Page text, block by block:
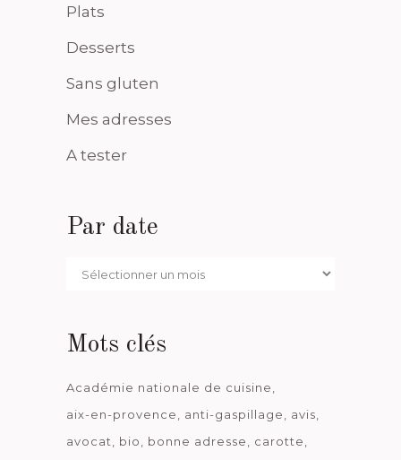
Plats
Desserts
Sans gluten
Mes adresses
A tester
Par date
Par
Mots clés
Académie nationale de cuisine
aix-en-provence
anti-gaspillage
avis
avocat
bio bonne adresse
carotte